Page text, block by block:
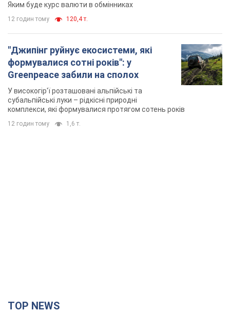
Яким буде курс валюти в обмінниках
12 годин тому 120,4 т.
"Джипінг руйнує екосистеми, які
формувалися сотні років": у
Greenpeace забили на сполох
У високогір'ї розташовані альпійські та
субальпійські луки – рідкісні природні
комплекси, які формувалися протягом сотень років
12 годин тому 1,6 т.
TOP NEWS